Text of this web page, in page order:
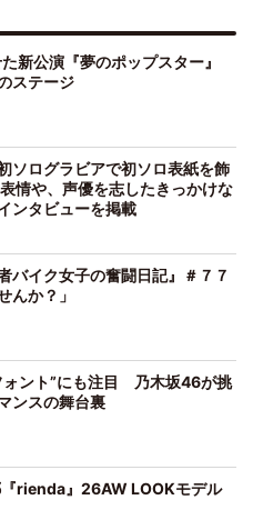
新公演『夢のポップスター』
ステージ
ソログラビアで初ソロ表紙を飾
情や、声優を志したきっかけな
ンタビューを掲載
バイク女子の奮闘日記』＃７７
んか？」
ォント”にも注目 乃木坂46が挑
ンスの舞台裏
rienda』26AW LOOKモデル